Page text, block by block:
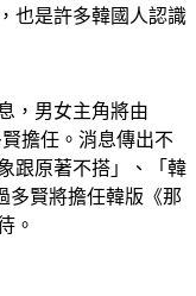
也是許多韓國人認識
，男女主角將由
賢擔任。消息傳出不
跟原著不搭」、「韓
多賢將擔任韓版《那
。